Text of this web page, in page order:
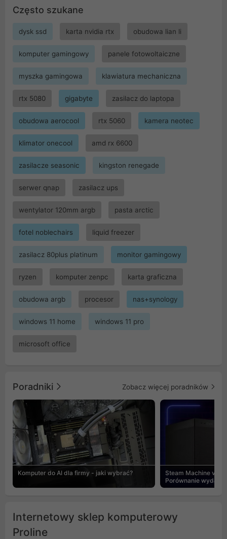
Często szukane
dysk ssd karta nvidia rtx obudowa lian li
komputer gamingowy panele fotowoltaiczne
myszka gamingowa klawiatura mechaniczna
rtx 5080 gigabyte zasilacz do laptopa
obudowa aerocool rtx 5060 kamera neotec
klimator onecool amd rx 6600
zasilacze seasonic kingston renegade
serwer qnap zasilacz ups
wentylator 120mm argb pasta arctic
fotel noblechairs liquid freezer
zasilacz 80plus platinum monitor gamingowy
ryzen komputer zenpc karta graficzna
obudowa argb procesor nas+synology
windows 11 home windows 11 pro
microsoft office
Poradniki Zobacz więcej poradników
Komputer do AI dla firmy - jaki wybrać?
Steam Machine vs
Porównanie
Internetowy sklep komputerowy
Proline